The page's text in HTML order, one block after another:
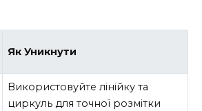
Як Уникнути
Використовуйте лінійку та
циркуль для точної розмітки